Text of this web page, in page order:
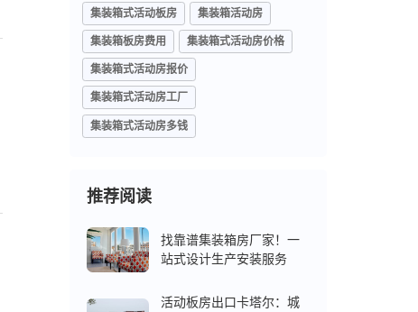
集装箱式活动板房 集装箱活动房
集装箱板房费用 集装箱式活动房价格
集装箱式活动房报价
集装箱式活动房工厂
集装箱式活动房多钱
推荐阅读
找靠谱集装箱房厂家！一
站式设计生产安装服务
活动板房出口卡塔尔：城